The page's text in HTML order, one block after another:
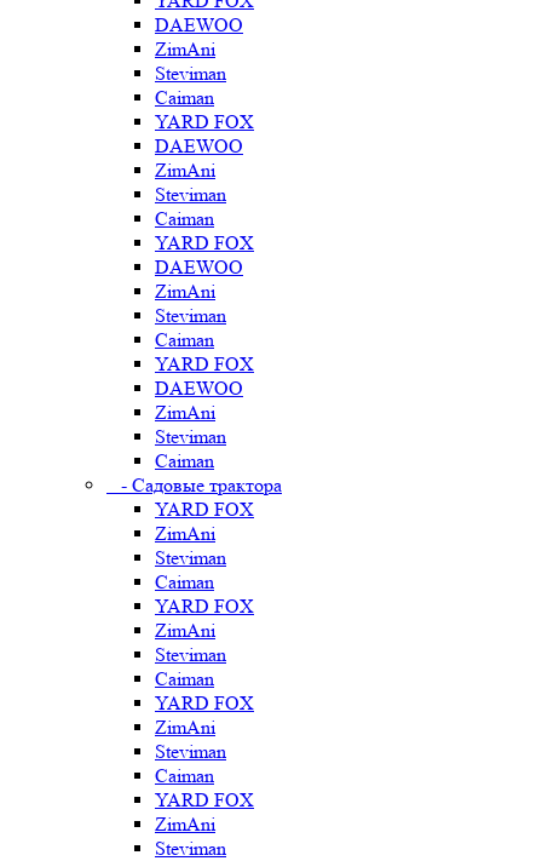
DAEWOO
ZimAni
Steviman
Caiman
YARD FOX
DAEWOO
ZimAni
Steviman
Caiman
YARD FOX
DAEWOO
ZimAni
Steviman
Caiman
YARD FOX
DAEWOO
ZimAni
Steviman
Caiman
- Садовые трактора
YARD FOX
ZimAni
Steviman
Caiman
YARD FOX
ZimAni
Steviman
Caiman
YARD FOX
ZimAni
Steviman
Caiman
YARD FOX
ZimAni
Steviman